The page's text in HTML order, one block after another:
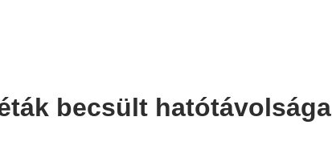
becsült hatótávolsága